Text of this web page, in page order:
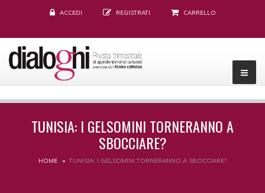
ACCEDI REGISTRATI CARRELLO
TUNISIA: I GELSOMINI TORNERANNO A
SBOCCIARE?
HOME TUNISIA: I GELSOMINI TORNERANNO A SBOCCIARE?